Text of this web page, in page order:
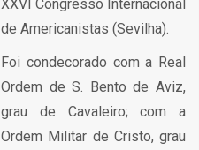
XXVI Congresso Internacional
de Americanistas (Sevilha).
Foi condecorado com a Real
Ordem de S. Bento de Aviz,
grau de Cavaleiro; com a
Ordem Militar de Cristo, grau